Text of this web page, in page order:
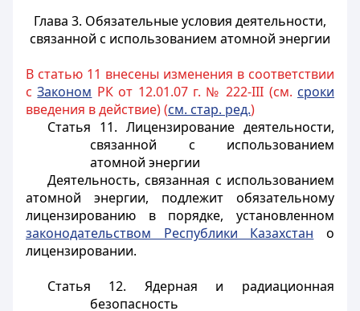
Глава 3. Обязательные условия деятельности,
связанной с использованием атомной энергии
В статью 11 внесены изменения в соответствии
сЗаконом РК от 12.01.07 г. № 222-III (см. сроки
введения в действие) (см. стар. ред.)
Статья 11. Лицензирование деятельности,
связанной с использованием
атомной энергии
Деятельность, связанная с использованием
атомной энергии, подлежит обязательному
лицензированию в порядке, установленном
законодательством Республики Казахстан о
лицензировании.
Статья 12. Ядерная и радиационная
безопасность